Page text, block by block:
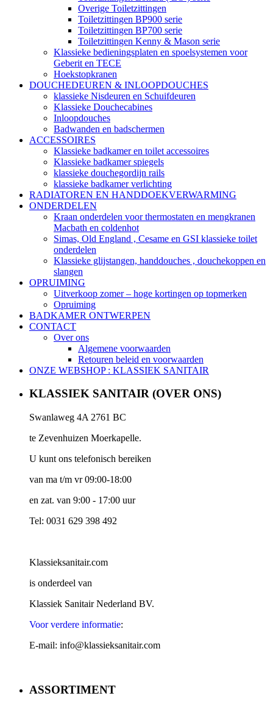
Overige Toiletzittingen
Toiletzittingen BP900 serie
Toiletzittingen BP700 serie
Toiletzittingen Kenny & Mason serie
Klassieke bedieningsplaten en spoelsystemen voor
Geberit en TECE
Hoekstopkranen
DOUCHEDEUREN & INLOOPDOUCHES
klassieke Nisdeuren en Schuifdeuren
Klassieke Douchecabines
Inloopdouches
Badwanden en badschermen
ACCESSOIRES
Klassieke badkamer en toilet accessoires
Klassieke badkamer spiegels
klassieke douchegordijn rails
klassieke badkamer verlichting
RADIATOREN EN HANDDOEKVERWARMING
ONDERDELEN
Kraan onderdelen voor thermostaten en mengkranen
Macbath en coldenhot
Simas, Old England , Cesame en GSI klassieke toilet
onderdelen
Klassieke glijstangen, handdouches , douchekoppen en
slangen
OPRUIMING
Uitverkoop zomer – hoge kortingen op topmerken
Opruiming
BADKAMER ONTWERPEN
CONTACT
Over ons
Algemene voorwaarden
Retouren beleid en voorwaarden
ONZE WEBSHOP : KLASSIEK SANITAIR
KLASSIEK SANITAIR (OVER ONS)
Swanlaweg 4A 2761 BC
te Zevenhuizen Moerkapelle.
U kunt ons telefonisch bereiken
van ma t/m vr 09:00-18:00
en zat. van 9:00 - 17:00 uur
Tel: 0031 629 398 492
Klassieksanitair.com
is onderdeel van
Klassiek Sanitair Nederland BV.
Voor verdere informatie:
E-mail: info@klassieksanitair.com
ASSORTIMENT